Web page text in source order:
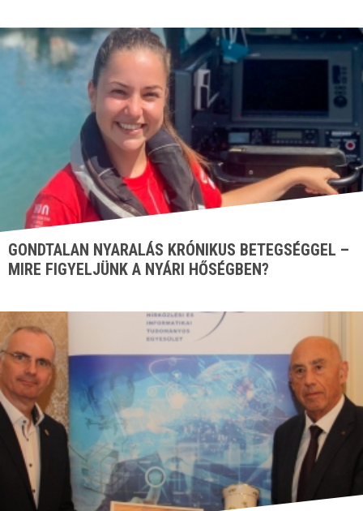
GONDTALAN NYARALÁS KRÓNIKUS BETEGSÉGGEL –
MIRE FIGYELJÜNK A NYÁRI HŐSÉGBEN?